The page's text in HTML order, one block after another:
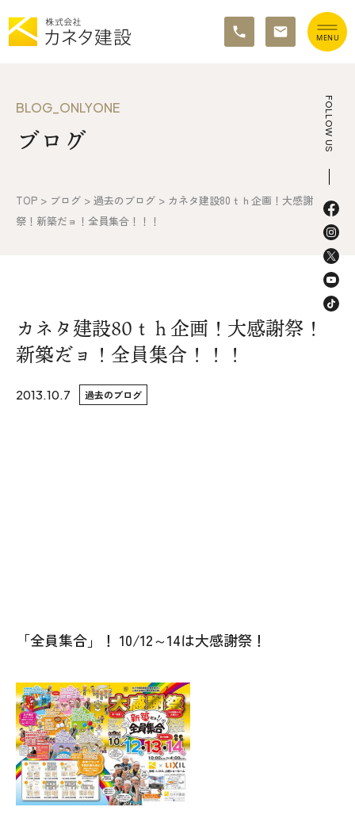
イベント情報
施工の流れ&アフターサポート
不動産情報
WoodStrucX™（ウッドストラクス™）
スタッフ紹介
ブログ
オレンジフェア
各種事業
採用情報
FOLLOW US
BLOG_ONLYONE
ブログ
TOP > ブログ > 過去のブログ > カネタ建設80ｔｈ企画！大感謝
祭！新築だョ！全員集合！！！
カネタ建設80ｔｈ企画！大感謝祭！
新築だョ！全員集合！！！
2013.10.7 過去のブログ
「全員集合」！ 10/12～14は大感謝祭！